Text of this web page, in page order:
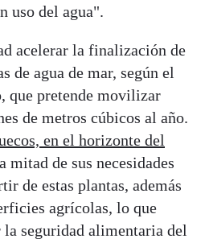
uso del agua".
acelerar la finalización de
de agua de mar, según el
que pretende movilizar
de metros cúbicos al año.
en el horizonte del
mitad de sus necesidades
de estas plantas, además
agrícolas, lo que
seguridad alimentaria del